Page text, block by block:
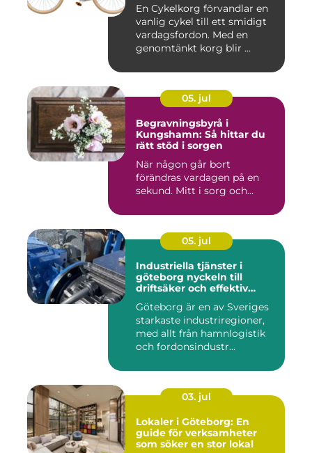
En Cykelkorg förvandlar en
vanlig cykel till ett smidigt
vardagsfordon. Med en
genomtänkt korg blir ...
05. jul
Begravningsbyrå i
Kungshamn: Så hittar du
rätt stöd i sorgen
När någon går bort
förändras vardagen på en
sekund. Mitt i sorg och...
05. jul
Industriella tjänster i
göteborg nyckeln till
driftsäker och effektiv
Göteborg är en av Sveriges
starkaste industriregioner,
med allt från hamnlogistik
och fordonsindustr...
03. jul
Lokaler i Göteborg: En
guide för verksamheter
som söker en stor lokal